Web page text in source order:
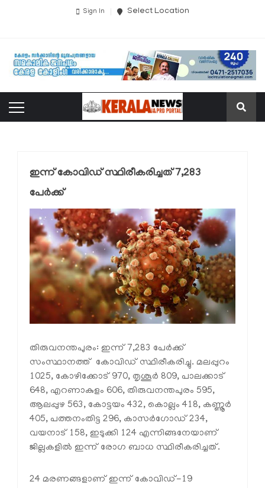
Sign In Select Location
ഇന്ന്‌ കോവിഡ് സ്ഥിരീകരിച്ചത് 7,283
പേര്‍ക്ക്
തിരുവനന്തപുരം: ഇന്ന് 7,283 പേര്‍ക്ക്
സംസ്ഥാനത്ത് കോവിഡ് സ്ഥിരീകരിച്ചു. മലപ്പുറം
1025, കോഴിക്കോട് 970, തൃശൂര്‍ 809, പാലക്കാട്
648, എറണാകുളം 606, തിരുവനന്തപുരം 595,
ആലപ്പുഴ 563, കോട്ടയം 432, കൊല്ലം 418, കണ്ണൂര്‍
405, പത്തനംതിട്ട 296, കാസര്‍ഗോഡ് 234,
വയനാട് 158, ഇടുക്കി 124 എന്നിങ്ങനേയാണ്
ജില്ലകളില്‍ ഇന്ന് രോഗ ബാധ സ്ഥിരീകരിച്ചത്.
24 മരണങ്ങളാണ് ഇന്ന് കോവിഡ്-19